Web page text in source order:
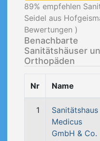
89% empfehlen
Seidel aus
Bewertungen )
Benachbarte
Sanitätshäuser
Orthopäden
Nr Name
1
Sanitätshaus
Medicus
GmbH & Co.